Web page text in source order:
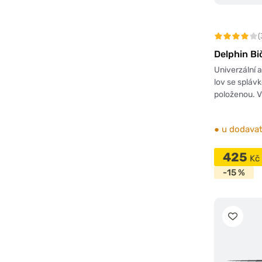
Delphin
Univerzální
lov se
položenou.
● u
425 Kč
-15 %